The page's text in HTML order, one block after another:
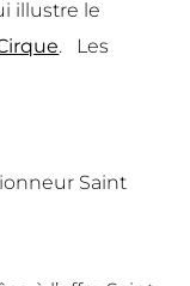
illustre le
. Les